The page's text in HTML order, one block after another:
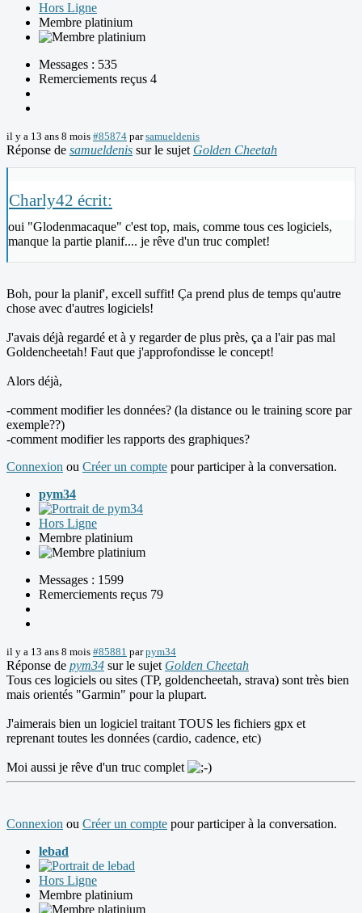
Hors Ligne
Membre platinium
Messages : 535
Remerciements reçus 4
il y a 13 ans 8 mois #85874 parsamueldenis
Réponse de samueldenis sur le sujet Golden Cheetah
Charly42 écrit:
oui "Glodenmacaque" c'est top, mais, comme tous ces logiciels,
manque la partie planif.... je rêve d'un truc complet!
Boh, pour la planif', excell suffit! Ça prend plus de temps qu'autre
chose avec d'autres logiciels!
J'avais déjà regardé et à y regarder de plus près, ça a l'air pas mal
Goldencheetah! Faut que j'approfondisse le concept!
Alors déjà,
-comment modifier les données? (la distance ou le training score par
exemple??)
-comment modifier les rapports des graphiques?
Connexion ou Créer un compte pour participer à la conversation.
pym34
Hors Ligne
Membre platinium
Messages : 1599
Remerciements reçus 79
il y a 13 ans 8 mois #85881 parpym34
Réponse de pym34 sur le sujet Golden Cheetah
Tous ces logiciels ou sites (TP, goldencheetah, strava) sont très bien
mais orientés "Garmin" pour la plupart.
J'aimerais bien un logiciel traitant TOUS les fichiers gpx et
reprenant toutes les données (cardio, cadence, etc)
Moi aussi je rêve d'un truc complet
Connexion ou Créer un compte pour participer à la conversation.
lebad
Hors Ligne
Membre platinium